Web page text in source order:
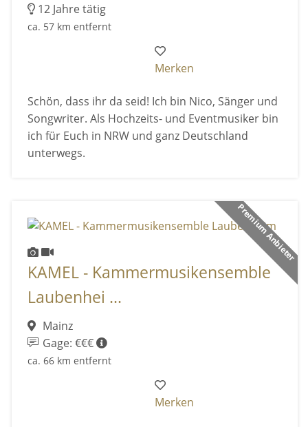
12 Jahre tätig
ca. 57 km entfernt
Merken
Schön, dass ihr da seid! Ich bin Nico, Sänger und
Songwriter. Als Hochzeits- und Eventmusiker bin
ich für Euch in NRW und ganz Deutschland
unterwegs.
Premium Anbieter
KAMEL - Kammermusikensemble
Laubenhei ...
Mainz
Gage: €€€
ca. 66 km entfernt
Merken